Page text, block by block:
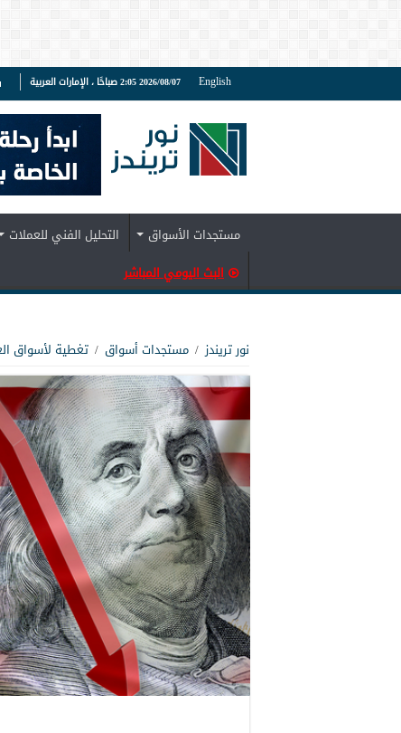
English 2026/08/07 2:05 صباحًا ، الإمارات العربية
مستجدات الأسواق التحليل الفني للعملات
البث اليومي المباشر
نور تريندز / مستجدات أسواق / تغطية لأسواق